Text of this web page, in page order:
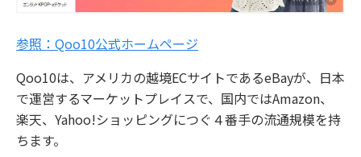
参照：Qoo10公式ホームページ
Qoo10は、アメリカの越境ECサイトであるeBayが、日本
で運営するマーケットプレイスで、国内ではAmazon、
楽天、Yahoo!ショッピングにつぐ４番手の流通規模を持
ちます。